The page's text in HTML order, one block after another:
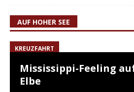
AUF HOHER SEE
KREUZFAHRT
Mississippi-Feeling
Elbe